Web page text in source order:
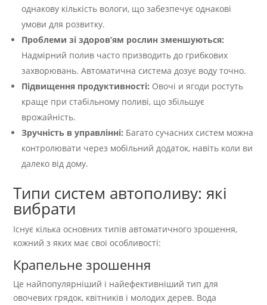
однакову кількість вологи, що забезпечує однакові
умови для розвитку.
Проблеми зі здоров’ям рослин зменшуються:
Надмірний полив часто призводить до грибкових
захворювань. Автоматична система дозує воду точно.
Підвищення продуктивності: Овочі и ягоди ростуть
краще при стабільному поливі, що збільшує
врожайність.
Зручність в управлінні: Багато сучасних систем можна
контролювати через мобільний додаток, навіть коли ви
далеко від дому.
Типи систем автополиву: які
вибрати
Існує кілька основних типів автоматичного зрошення,
кожний з яких має свої особливості:
Крапельне зрошення
Це найпопулярніший і найефективніший тип для
овочевих грядок, квітників і молодих дерев. Вода